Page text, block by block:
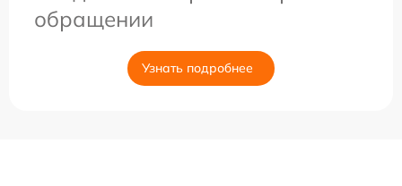
обращении
Узнать подробнее